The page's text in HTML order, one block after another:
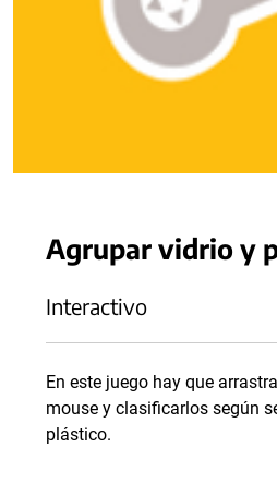
Agrupar vidrio y
Interactivo
En este juego hay que
mouse y clasificarlos según
plástico.